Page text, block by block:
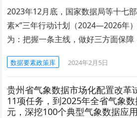
2023年12月底，国家数据局等十七
素×”三年行动计划（2024—2026年
为：把握一条主线，做好三方面保
数据要素政策库 2024年2月5日
贵州省气象数据市场化配置改革
11项任务，到2025年全省气象
元，深挖100个典型气象数据应